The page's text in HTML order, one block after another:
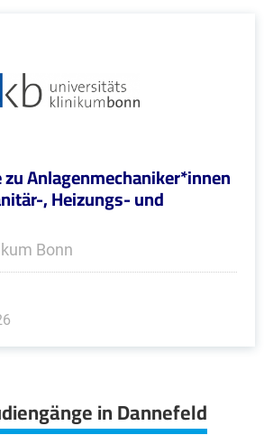
Anlagenmechaniker*innen
, Heizungs- und
Bonn
in Dannefeld